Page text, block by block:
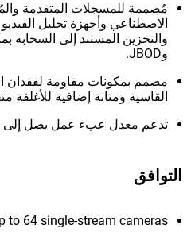
مُصممة للمسجلات المتقدمة
الاصطناعي وأجهزة تحليل
وJBOD.
مصمم بمكونات مقاومة لفقدان
القاسية ومتانة إضافية للأغلفة
تدعم معدل عبء عمل يصل إلى 550 تيرابايت/عام
التوافق
to 64 single-stream cameras